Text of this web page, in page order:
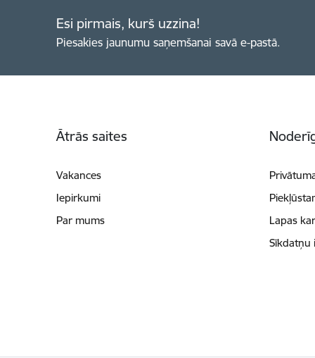
Esi pirmais, kurš uzzina!
Piesakies jaunumu saņemšanai savā e-pastā.
Ātrās saites
Vakances
Iepirkumi
Par mums
Lapas
Sīkdatņu